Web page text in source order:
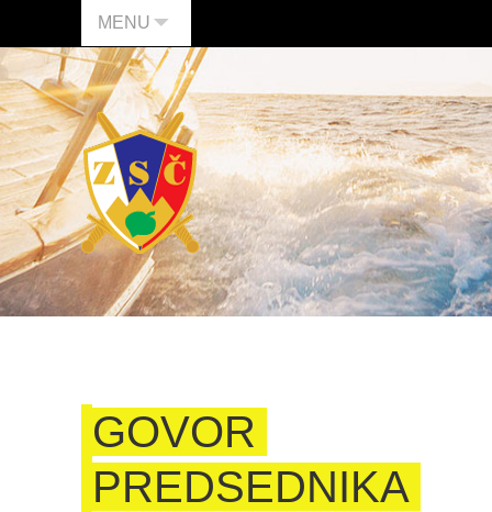
MENU
GOVOR
PREDSEDNIKA